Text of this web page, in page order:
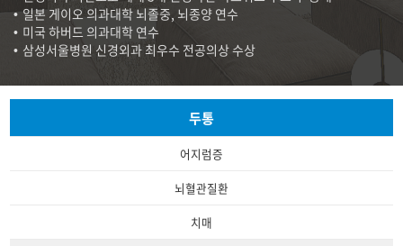
일본 게이오 의과대학 뇌졸중, 뇌종양 연수
미국 하버드 의과대학 연수
삼성서울병원 신경외과 최우수 전공의상 수상
두통
어지럼증
뇌혈관질환
치매